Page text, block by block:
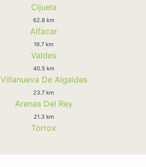
Cijuela
62.8 km
Alfacar
19.7 km
Valdes
40.5 km
Villanueva De Algaidas
23.7 km
Arenas Del Rey
21.3 km
Torrox